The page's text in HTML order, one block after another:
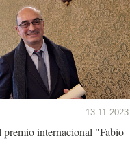
13.11.2023
premio internacional "Fabio